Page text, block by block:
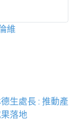
維
生處長 : 推動產
落地